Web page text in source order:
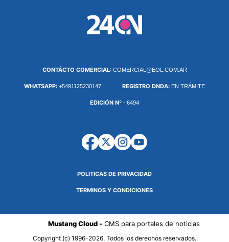
CONTÁCTO COMERCIAL: COMERCIAL@EOL.COM.AR
WHATSAPP: +5491125230147 REGISTRO DNDA: EN TRÁMITE
EDICIÓN Nº - 6494
POLITICAS DE PRIVACIDAD
TERMINOS Y CONDICIONES
Mustang Cloud -CMS para portales de noticias
Copyright (c) 1996-2026. Todos los derechos reservados.